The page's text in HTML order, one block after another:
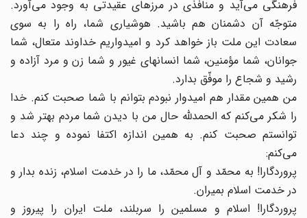
فرهنگى مى‌آید و منافذى در مرزهاى عقیدتى به وجود مى‌آورد.
متوجّه آن دشمنان هم باشید. هوشیارى شما، راه را به سوى
سعادت این ملت باز خواهد کرد و امیدواریم خداوند متعال، شما
جوانان، شما مؤمنین، شما انسانهاى غیور و شما زن و مرد آزاده و
رشید و شجاع را موفّق بدارد.
من همین مقدار هم امیدوار نبودم بتوانم با شما صحبت کنم. خدا
را شکر مى‌کنم که الحمدللَّه حال من با دیدن شما مردم بهتر شد و
توانستم صحبت کنم. به همین اندازه اکتفا نموده و چند دعا
مى‌کنم:
پروردگارا! به محمّد و آل محمّد، ما را در خدمت اسلام، زنده بدار و
در خدمت اسلام بمیران.
پروردگارا! اسلام و مسلمین را سربلند، ملت ایران را پیروز و